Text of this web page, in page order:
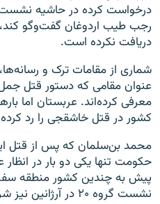
رجب طیب اردوغان گفت‌وگو
دریافت نکرده است.
شماری از مقامات ترک و
عنوان مقامی که دستور قتل
معرفی کرده‌اند. عربستان اما
کشور در قتل خاشقجی را رد
محمد بن‌سلمان که پس از قتل
حکومت تنها یکی دو بار در
پیش به چندین کشور منطقه
نشست گروه ۲۰ در آرژانین نیز شرکت کند.